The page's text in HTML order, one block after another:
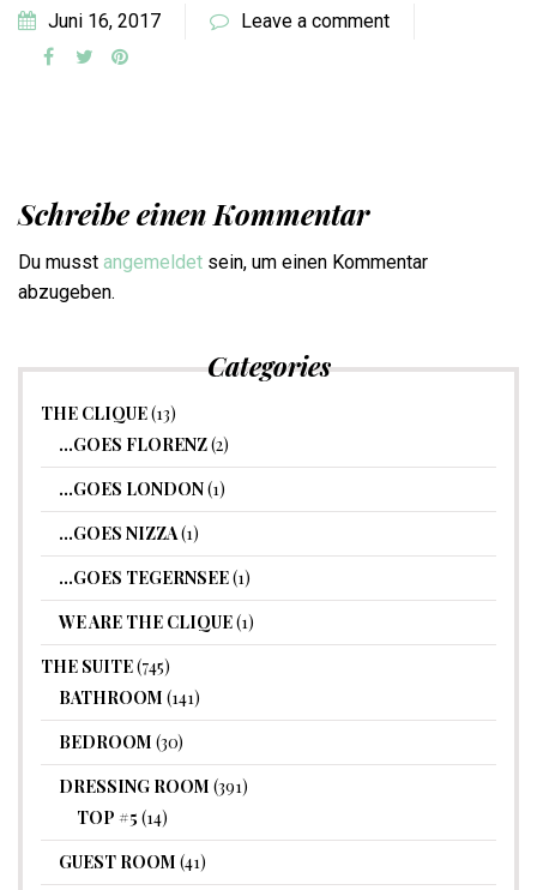
Juni 16, 2017 Leave a comment
Schreibe einen Kommentar
Du musst angemeldet sein, um einen Kommentar
abzugeben.
Categories
THE CLIQUE(13)
…GOES FLORENZ(2)
…GOES LONDON(1)
…GOES NIZZA(1)
…GOES TEGERNSEE(1)
WE ARE THE CLIQUE(1)
THE SUITE(745)
BATHROOM (141)
BEDROOM (30)
DRESSING ROOM (391)
TOP #5 (14)
GUEST ROOM (41)